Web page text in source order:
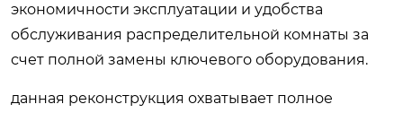
экономичности эксплуатации и удобства
обслуживания распределительной комнаты за
счет полной замены ключевого оборудования.
данная реконструкция охватывает полное